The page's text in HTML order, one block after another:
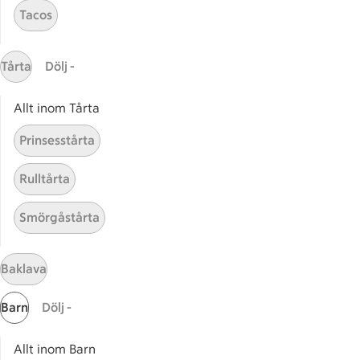
Receptet tar Under 45 min att tillaga
Relaterade kategorier
Saftig köttfärslimpa
Köttfärslimpa med lök
Sidfot
Tacos
Tårta Dölj -
Allt inom Tårta
Prinsesstårta
Rulltårta
Smörgåstårta
Baklava
Barn Dölj -
Allt inom Barn